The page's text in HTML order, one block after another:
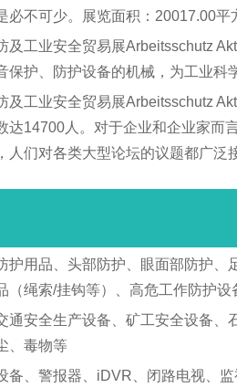
必不可少。展览面积：20017.00
及工业安全贸易展Arbeitsschutz
保护、防护设备的机械，为工业科
及工业安全贸易展Arbeitsschutz
达14700人。对于企业和企业家而
人们对各类大型论坛的议题都广泛
护用品、头部防护、眼面部防护
（绳索/挂钩等）、高危工作防护
通安全生产设备、矿工安全设备、
、毒物等
备、警报器、iDVR、闭路电视、